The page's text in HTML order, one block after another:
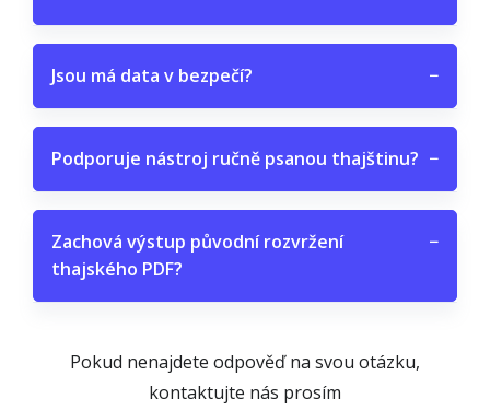
Jsou má data v bezpečí? −
Podporuje nástroj ručně psanou thajštinu? −
Zachová výstup původní rozvržení
thajského PDF?
−
Pokud nenajdete odpověď na svou otázku,
kontaktujte nás prosím